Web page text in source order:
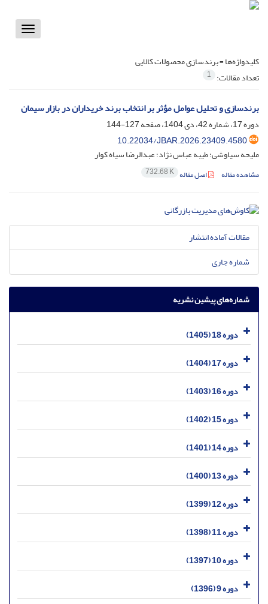
Toggle
کلیدواژه‌ها =برندسازی محصولات کالایی
تعداد مقالات: 1
برندسازی و تحلیل عوامل مؤثر بر انتخاب برند خریداران در بازار سیمان
دوره 17، شماره 42، دی 1404، صفحه
127-144
10.22034/JBAR.2026.23409.4580
ملیحه سیاوشی؛ طیبه عباس نژاد؛ عبدالرضا سیاه کوار
مشاهده مقاله اصل مقاله 732.68 K
مقالات آماده انتشار
شماره جاری
شماره‌های پیشین نشریه
دوره 18 (1405)
دوره 17 (1404)
دوره 16 (1403)
دوره 15 (1402)
دوره 14 (1401)
دوره 13 (1400)
دوره 12 (1399)
دوره 11 (1398)
دوره 10 (1397)
دوره 9 (1396)